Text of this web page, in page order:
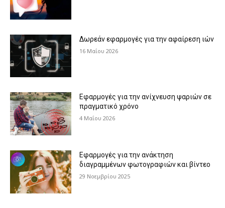
Δωρεάν εφαρμογές για την αφαίρεση ιών
16 Μαΐου 2026
Εφαρμογές για την ανίχνευση ψαριών σε
πραγματικό χρόνο
4 Μαΐου 2026
Εφαρμογές για την ανάκτηση
διαγραμμένων φωτογραφιών και βίντεο
29 Νοεμβρίου 2025